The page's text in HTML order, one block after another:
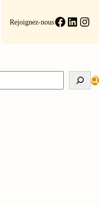
Rejoignez-nous